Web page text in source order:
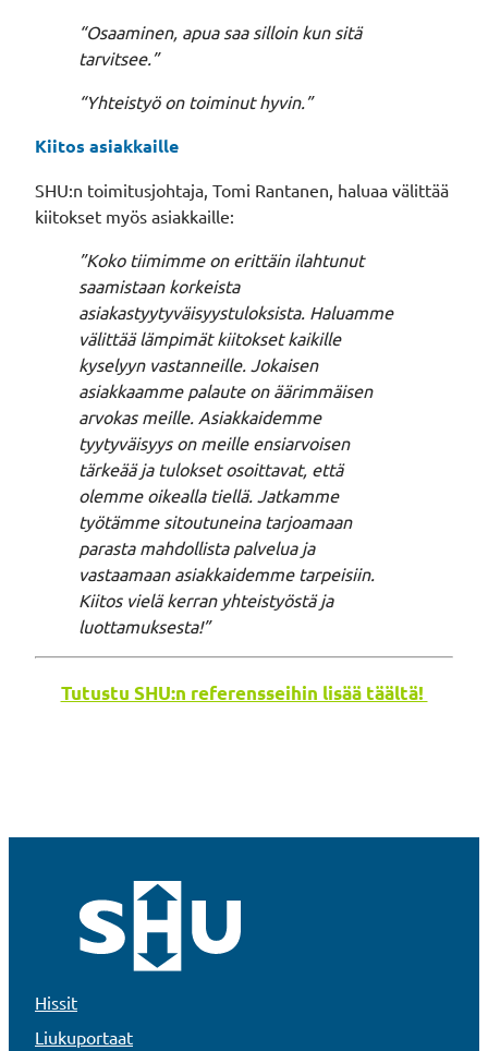
“Osaaminen, apua saa silloin kun sitä
tarvitsee.”
“Yhteistyö on toiminut hyvin.”
Kiitos asiakkaille
SHU:n toimitusjohtaja, Tomi Rantanen, haluaa välittää
kiitokset myös asiakkaille:
”Koko tiimimme on erittäin ilahtunut
saamistaan korkeista
asiakastyytyväisyystuloksista. Haluamme
välittää lämpimät kiitokset kaikille
kyselyyn vastanneille. Jokaisen
asiakkaamme palaute on äärimmäisen
arvokas meille. Asiakkaidemme
tyytyväisyys on meille ensiarvoisen
tärkeää ja tulokset osoittavat, että
olemme oikealla tiellä. Jatkamme
työtämme sitoutuneina tarjoamaan
parasta mahdollista palvelua ja
vastaamaan asiakkaidemme tarpeisiin.
Kiitos vielä kerran yhteistyöstä ja
luottamuksesta!”
Tutustu SHU:n referensseihin lisää täältä!
Hissit
Liukuportaat